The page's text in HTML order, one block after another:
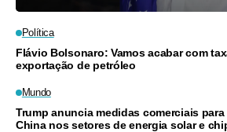
Política
Flávio Bolsonaro: Vamos acabar com
exportação de petróleo
Mundo
Trump anuncia medidas comerciais
China nos setores de energia solar e